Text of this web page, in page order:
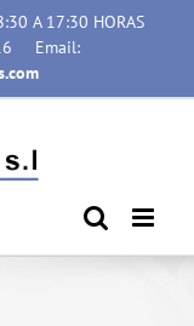
A 17:30 HORAS
Email: